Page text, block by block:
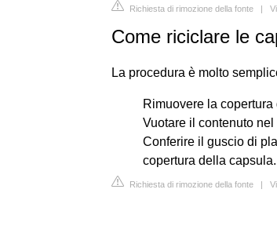
Richiesta di rimozione della fonte |
Come riciclare le
La procedura è molto
Rimuovere la
Vuotare il contenuto
Conferire il guscio di
copertura della capsula.
Richiesta di rimozione della fonte |